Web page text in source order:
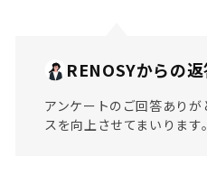
RENOSYからの
アンケートのご回答あり
スを向上させてまいります。